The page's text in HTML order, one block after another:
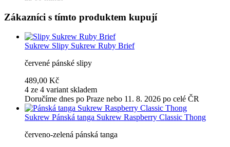
Zákazníci s tímto produktem kupují
Sukrew Slipy Sukrew Ruby Brief
červené pánské slipy
489,00 Kč
4 ze 4 variant skladem
Doručíme dnes po Praze nebo 11. 8. 2026 po celé ČR
Sukrew Pánská tanga Sukrew Raspberry Classic Thong
červeno-zelená pánská tanga